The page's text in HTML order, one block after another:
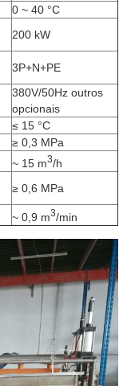
0 ~ 40 °C
200 kW
3P+N+PE
380V/50Hz outros
opcionais
≤ 15 °C
≥ 0,3 MPa
~ 15 m3/h
≥ 0,6 MPa
~ 0,9 m3/min